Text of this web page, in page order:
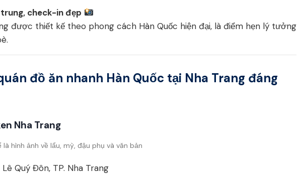
check-in đẹp
được thiết kế theo phong cách Hàn Quốc hiện đại, là điểm hẹn lý tưởng
đồ ăn nhanh Hàn Quốc tại Nha Trang đáng
Nha Trang
Lê Quý Đôn, TP. Nha Trang